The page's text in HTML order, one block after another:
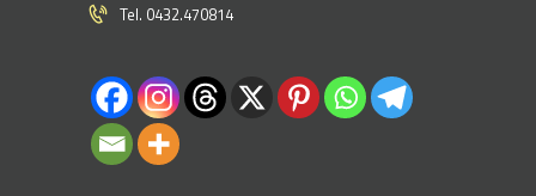
Tel. 0432.470814